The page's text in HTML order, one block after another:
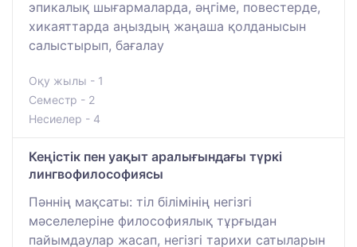
эпикалық шығармаларда, әңгіме, повестерде,
хикаяттарда аңыздың жаңаша қолданысын
салыстырып, бағалау
Оқу жылы - 1
Семестр - 2
Несиелер - 4
Кеңістік пен уақыт аралығындағы түркі
лингвофилософиясы
Пәннің мақсаты: тіл білімінің негізгі
мәселелеріне философиялық тұрғыдан
пайымдаулар жасап, негізгі тарихи сатыларын